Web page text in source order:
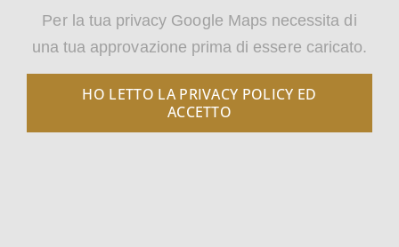
Per la tua privacy Google Maps necessita di
una tua approvazione prima di essere caricato.
HO LETTO LA PRIVACY POLICY ED
ACCETTO